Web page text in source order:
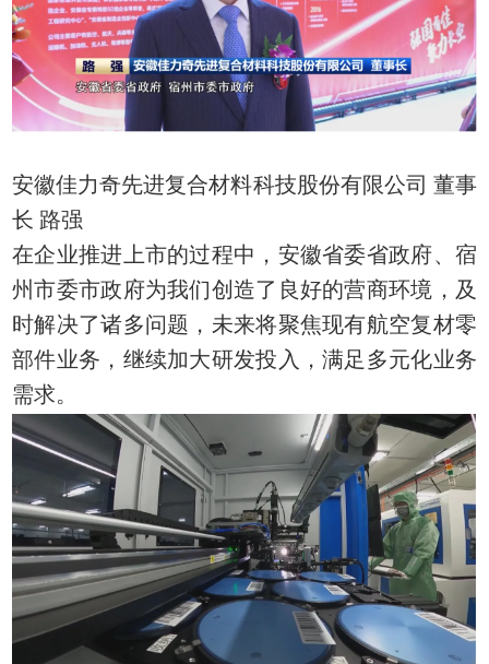
安徽佳力奇先进复合材料科技股份有限公司 董事
长 路强
在企业推进上市的过程中，安徽省委省政府、宿
州市委市政府为我们创造了良好的营商环境，及
时解决了诸多问题，未来将聚焦现有航空复材零
部件业务，继续加大研发投入，满足多元化业务
需求。